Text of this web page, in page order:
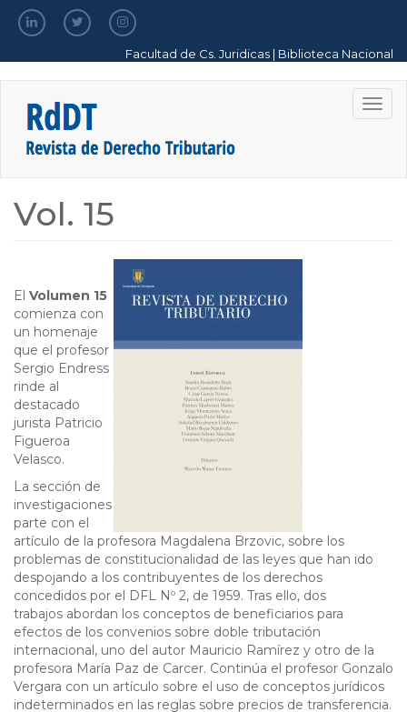
Pasar
principal
Facultad de Cs. Juridicas | Biblioteca Nacional
Vol. 15
El Volumen 15
comienza con
un homenaje
que el profesor
Sergio Endress
rinde al
destacado
jurista Patricio
Figueroa
Velasco.
La sección de
investigaciones
parte con el
artículo de la profesora Magdalena Brzovic, sobre los
problemas de constitucionalidad de las leyes que han ido
despojando a los contribuyentes de los derechos
concedidos por el DFL Nº 2, de 1959. Tras ello, dos
trabajos abordan los conceptos de beneficiarios para
efectos de los convenios sobre doble tributación
internacional, uno del autor Mauricio Ramírez y otro de la
profesora María Paz de Carcer. Continúa el profesor Gonzalo
Vergara con un artículo sobre el uso de conceptos jurídicos
indeterminados en las reglas sobre precios de transferencia.